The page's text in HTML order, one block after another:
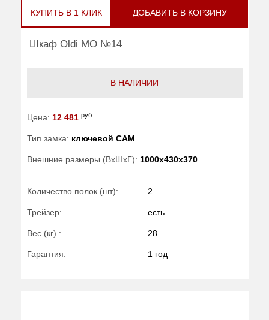
КУПИТЬ В 1 КЛИК ДОБАВИТЬ В КОРЗИНУ
Шкаф Oldi МО №14
В НАЛИЧИИ
Цена: 12 481 руб
Тип замка: ключевой САМ
Внешние размеры (ВхШхГ): 1000x430x370
Количество полок (шт): 2
Трейзер: есть
Вес (кг) : 28
Гарантия: 1 год